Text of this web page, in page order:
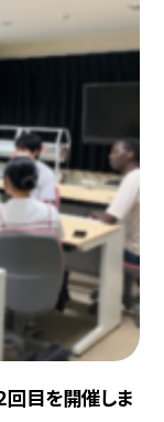
回目を開催しま